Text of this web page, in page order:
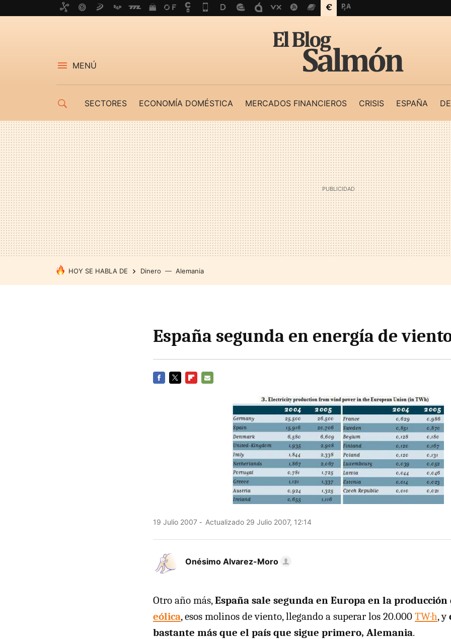
MENÚ
SECTORES ECONOMÍA DOMÉSTICA MERCADOS FINANCIEROS CRISIS ESPAÑA
HOY SE HABLA DE Dinero Alemania
España segunda en energía de
19 Julio 2007 Actualizado 29 Julio 2007, 12:14
Onésimo Alvarez-Moro
Otro año más,España sale segunda en Europa en la
eólica, esos molinos de viento, llegando a superar los 20.000 TW·h, y
bastante más que el país que sigue primero, Alemania.